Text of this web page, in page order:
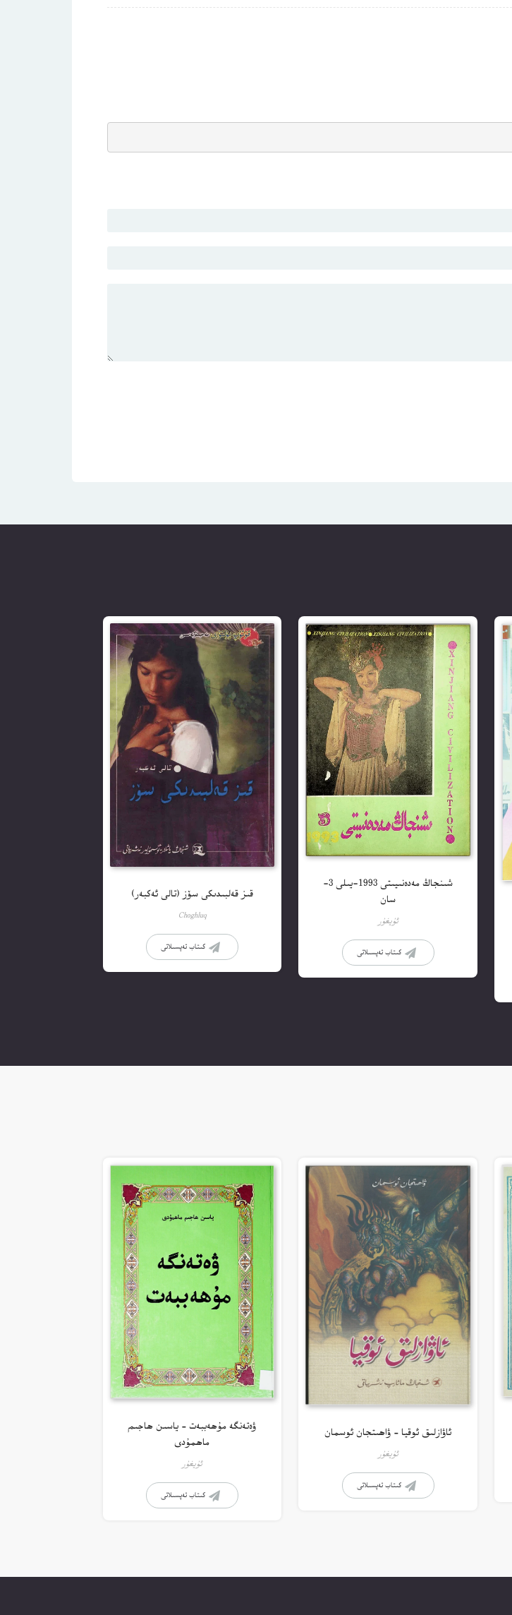
شىنجاڭ مەدەنىيىتى 1993-يىلى 3-
سان
ئۇيغۇر
كىتاب تەپسىلاتى
قىز قەلبىدىكى سۆز (تالى ئەكبەر)
Choghluq
كىتاب تەپسىلاتى
ئاۋازلىق ئوقيا – ۋاھىتجان ئوسمان
ئۇيغۇر
كىتاب تەپسىلاتى
ۋەتەنگە مۇھەببەت – ياسىن ھاجىم
ماھمۇدى
ئۇيغۇر
كىتاب تەپسىلاتى